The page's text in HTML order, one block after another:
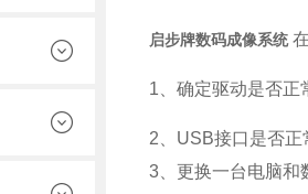
启步牌数码成像系统
1、确定驱动是否正
2、USB接口是否
3、更换一台电脑和